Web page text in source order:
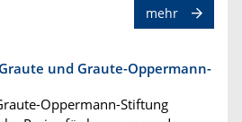
mehr
und Graute-Oppermann-
Oppermann-Stiftung